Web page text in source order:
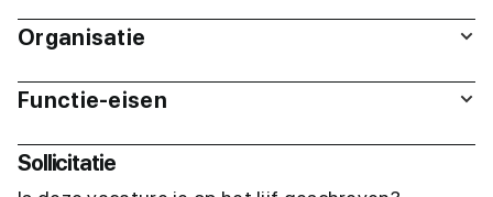
Organisatie
Functie-eisen
Sollicitatie